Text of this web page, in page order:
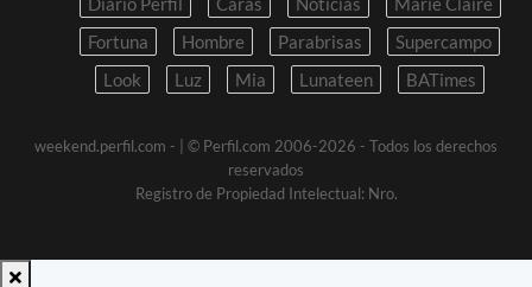
Fortuna
Hombre Parabrisas
Supercampo
Look
Luz Mia Lunateen BATimes
weekend.perfil.com -
| © Perfil.com 2006-2026 - Todos los derechos
reservados
Registro de Propiedad Intelectual: Nro.